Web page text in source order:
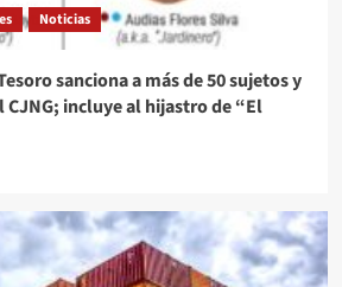
Noticias
sanciona a más de 50 sujetos y
CJNG; incluye al hijastro de “El